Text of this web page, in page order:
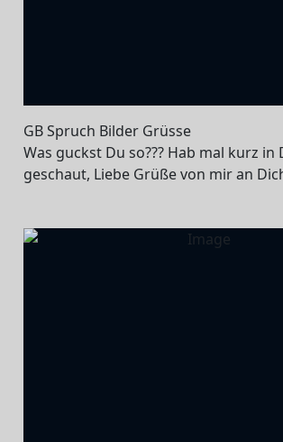
GB Spruch Bilder Grüsse
Was guckst Du so??? Hab mal kurz in
geschaut, Liebe Grüße von mir an